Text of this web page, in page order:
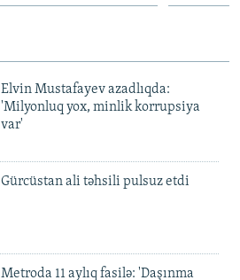
Elvin Mustafayev azadlıqda:
'Milyonluq yox, minlik korrupsiya
var'
Gürcüstan ali təhsili pulsuz etdi
Metroda 11 aylıq fasilə: 'Daşınma